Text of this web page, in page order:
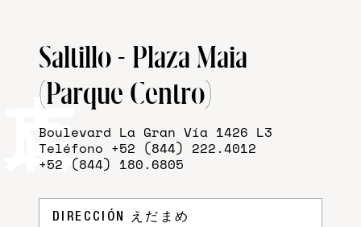
Saltillo - Plaza Maia
(Parque Centro)
Boulevard La Gran Vía 1426 L3
Teléfono +52 (844) 222.4012
+52 (844) 180.6805
DIRECCIÓN えだまめ